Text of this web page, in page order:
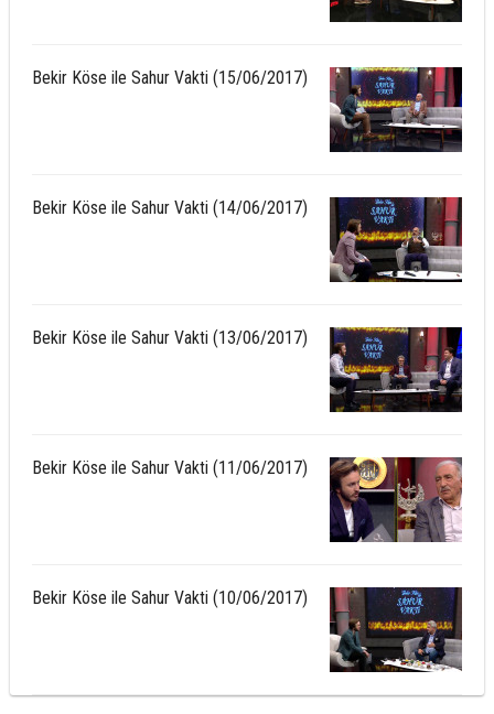
Bekir Köse ile Sahur Vakti (15/06/2017)
Bekir Köse ile Sahur Vakti (14/06/2017)
Bekir Köse ile Sahur Vakti (13/06/2017)
Bekir Köse ile Sahur Vakti (11/06/2017)
Bekir Köse ile Sahur Vakti (10/06/2017)